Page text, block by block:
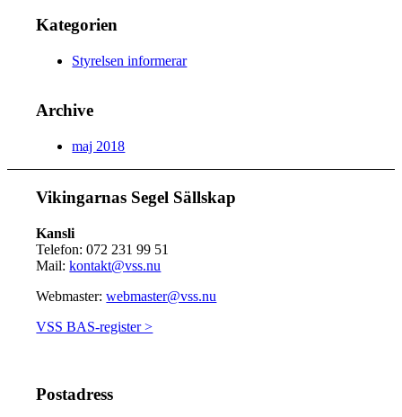
Kategorien
Styrelsen informerar
Archive
maj 2018
Vikingarnas Segel Sällskap
Kansli
Telefon: 072 231 99 51
Mail:kontakt@vss.nu
Webmaster:webmaster@vss.nu
VSS BAS-register >
Postadress